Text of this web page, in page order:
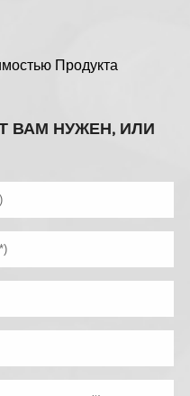
Продукта
ВАМ НУЖЕН, ИЛИ